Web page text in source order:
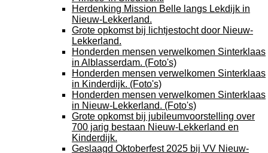
Herdenking Mission Belle langs Lekdijk in
Nieuw-Lekkerland.
Grote opkomst bij lichtjestocht door Nieuw-
Lekkerland.
Honderden mensen verwelkomen Sinterklaas
in Alblasserdam. (Foto's)
Honderden mensen verwelkomen Sinterklaas
in Kinderdijk. (Foto's)
Honderden mensen verwelkomen Sinterklaas
in Nieuw-Lekkerland. (Foto's)
Grote opkomst bij jubileumvoorstelling over
700 jarig bestaan Nieuw-Lekkerland en
Kinderdijk.
Geslaagd Oktoberfest 2025 bij VV Nieuw-